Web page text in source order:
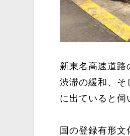
新東名高速道路
渋滞の緩和、そ
に出ていると伺
国の登録有形